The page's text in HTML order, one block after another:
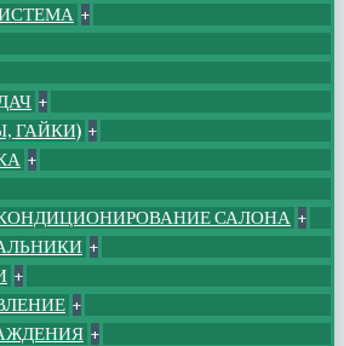
+
+
ГАЙКИ) +
+
САЛОНА +
+
+
+
+